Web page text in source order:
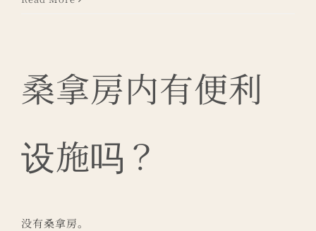
桑拿房内有便利
设施吗？
没有桑拿房。